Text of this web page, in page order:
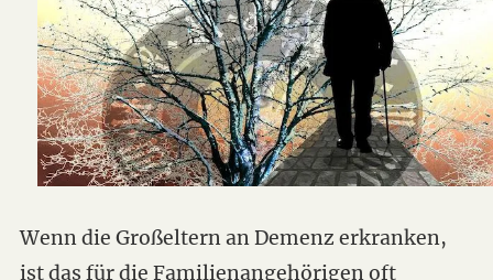
Wenn die Großeltern an Demenz erkranken,
ist das für die Familienangehörigen oft